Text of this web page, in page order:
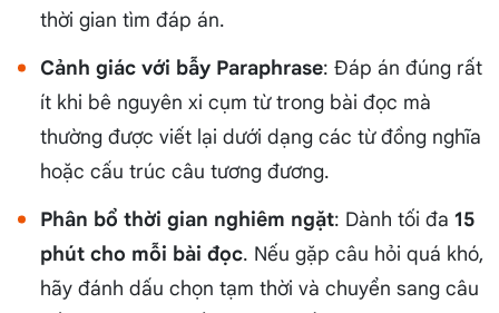
thời gian tìm đáp án.
Cảnh giác với bẫy Paraphrase: Đáp án đúng rất
ít khi bê nguyên xi cụm từ trong bài đọc mà
thường được viết lại dưới dạng các từ đồng nghĩa
hoặc cấu trúc câu tương đương.
Phân bổ thời gian nghiêm ngặt: Dành tối đa 15
phút cho mỗi bài đọc. Nếu gặp câu hỏi quá khó,
hãy đánh dấu chọn tạm thời và chuyển sang câu